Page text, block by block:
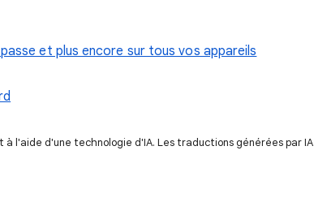
et plus encore sur tous vos appareils
l'aide d'une technologie d'IA. Les traductions générées par IA